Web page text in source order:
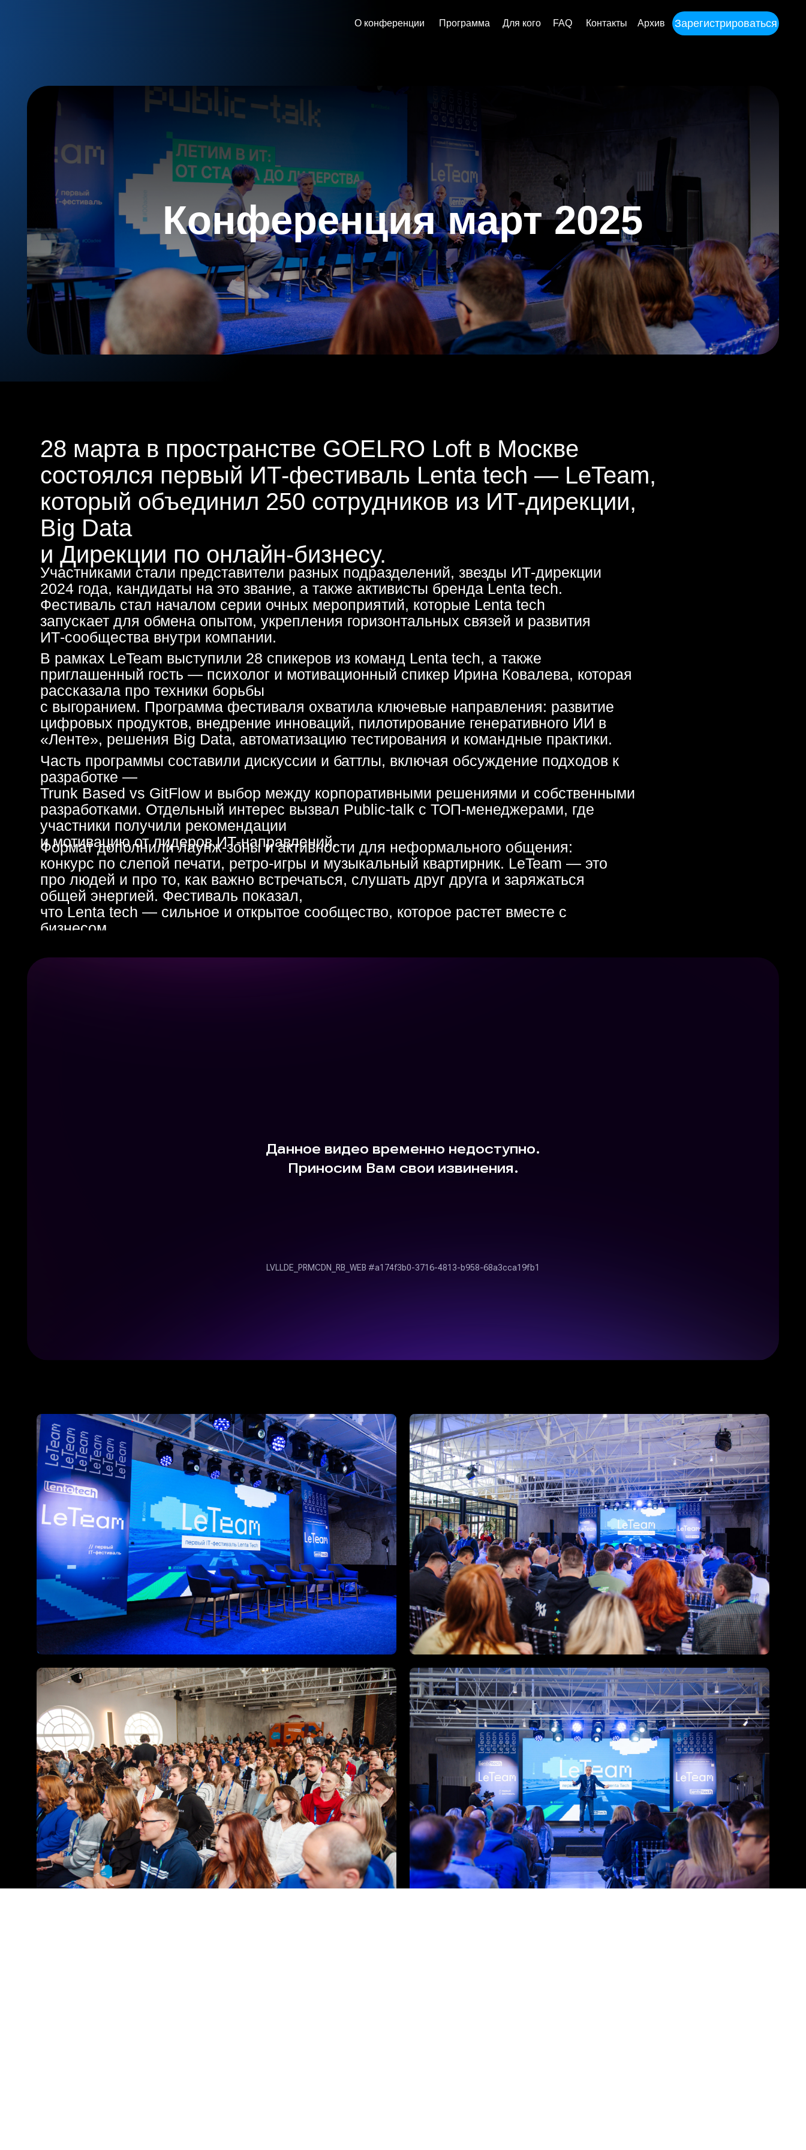
Архив
Контакты
FAQ
Для кого
Программа
О конференции Зарегистрироваться
Конференция март 2025
Формат дополнили лаунж-зоны и активности для неформального общения:
конкурс по слепой печати, ретро-игры и музыкальный квартирник. LeTeam — это
про людей и про то, как важно встречаться, слушать друг друга и заряжаться
общей энергией. Фестиваль показал,
что Lenta tech — сильное и открытое сообщество, которое растет вместе с
бизнесом.
Часть программы составили дискуссии и баттлы, включая обсуждение подходов к
разработке —
Trunk Based vs GitFlow и выбор между корпоративными решениями и собственными
разработками. Отдельный интерес вызвал Public-talk с ТОП-менеджерами, где
участники получили рекомендации
и мотивацию от лидеров ИТ-направлений.
В рамках LeTeam выступили 28 спикеров из команд Lenta tech, а также
приглашенный гость — психолог и мотивационный спикер Ирина Ковалева, которая
рассказала про техники борьбы
с выгоранием. Программа фестиваля охватила ключевые направления: развитие
цифровых продуктов, внедрение инноваций, пилотирование генеративного ИИ в
«Ленте», решения Big Data, автоматизацию тестирования и командные практики.
Участниками стали представители разных подразделений, звезды ИТ-дирекции
2024 года, кандидаты на это звание, а также активисты бренда Lenta tech.
Фестиваль стал началом серии очных мероприятий, которые Lenta tech
запускает для обмена опытом, укрепления горизонтальных связей и развития
ИТ-сообщества внутри компании.
который объединил 250 сотрудников из ИТ-дирекции,
Big Data
и Дирекции по онлайн-бизнесу.